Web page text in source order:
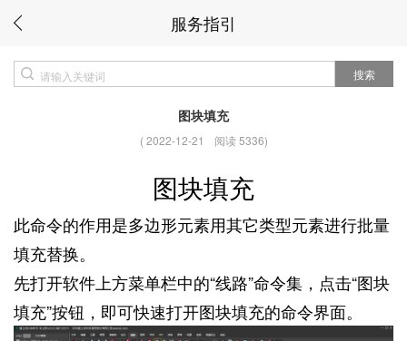
服务指引
搜索
图块填充
(2022-12-21 阅读 5336)
图块填充
此命令的作用是多边形元素用其它类型元素进行批量
填充替换。
先打开软件上方菜单栏中的“线路”命令集，点击“图块
填充”按钮，即可快速打开图块填充的命令界面。